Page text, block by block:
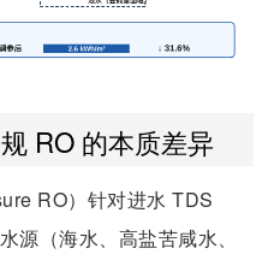
RO 的本质差异
RO）针对进水 TDS
源（海水、高盐苦咸水、